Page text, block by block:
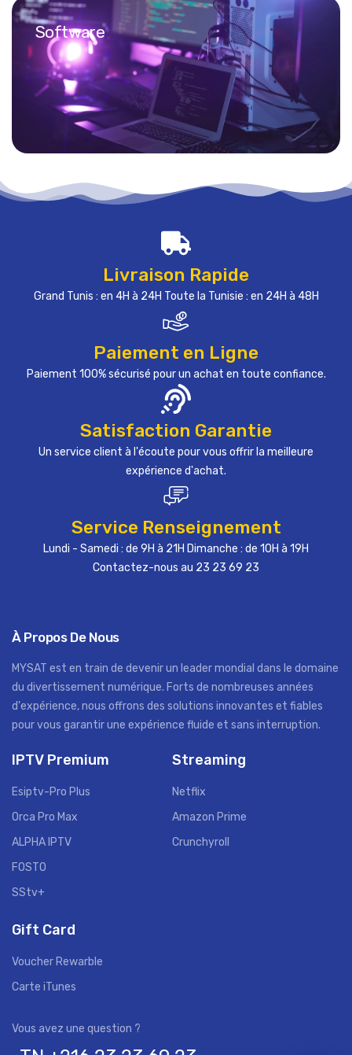
Software
Livraison Rapide
Grand Tunis : en 4H à 24H Toute la Tunisie : en 24H à 48H
Paiement en Ligne
Paiement 100% sécurisé pour un achat en toute confiance.
Satisfaction Garantie
Un service client à l'écoute pour vous offrir la meilleure
expérience d'achat.
Service Renseignement
Lundi - Samedi : de 9H à 21H Dimanche : de 10H à 19H
Contactez-nous au 23 23 69 23
À Propos De Nous
MYSAT est en train de devenir un leader mondial dans le domaine
du divertissement numérique. Forts de nombreuses années
d'expérience, nous offrons des solutions innovantes et fiables
pour vous garantir une expérience fluide et sans interruption.
IPTV Premium
Esiptv-Pro Plus
Orca Pro Max
ALPHA IPTV
FOSTO
SStv+
Streaming
Netflix
Amazon Prime
Crunchyroll
Gift Card
Voucher Rewarble
Carte iTunes